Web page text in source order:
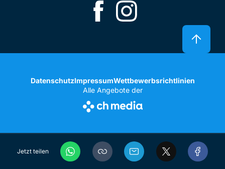
Jetzt teilen
DatenschutzImpressumWettbewerbsrichtlinien
Alle Angebote der